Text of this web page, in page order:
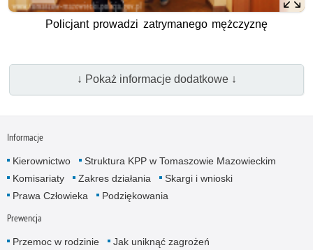
Policjant prowadzi zatrymanego mężczyznę
↓ Pokaż informacje dodatkowe ↓
Informacje
Kierownictwo
Struktura KPP w Tomaszowie Mazowieckim
Komisariaty
Zakres działania
Skargi i wnioski
Prawa Człowieka
Podziękowania
Prewencja
Przemoc w rodzinie
Jak uniknąć zagrożeń